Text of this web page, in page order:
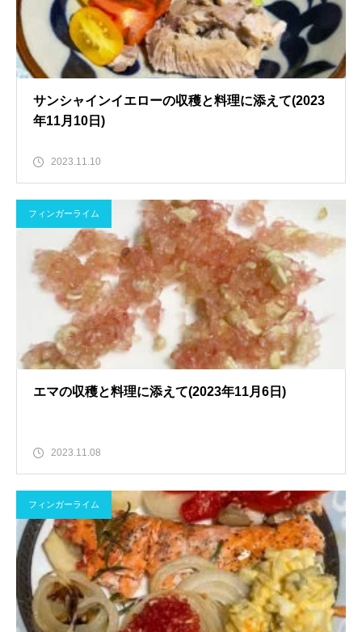
サンシャインイエローの収穫と料理に添えて(2023
年11月10日)
2023.11.10
フィンガーライム
エマの収穫と料理に添えて(2023年11月6日)
2023.11.08
フィンガーライム